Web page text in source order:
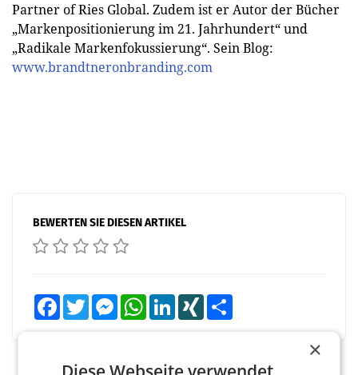
Partner of Ries Global. Zudem ist er Autor der Bücher
„Markenpositionierung im 21. Jahrhundert“ und
„Radikale Markenfokussierung“. Sein Blog:
www.brandtneronbranding.com
BEWERTEN SIE DIESEN ARTIKEL
FacebookTwitter MessengerWhatsAppLinkedInXING
×